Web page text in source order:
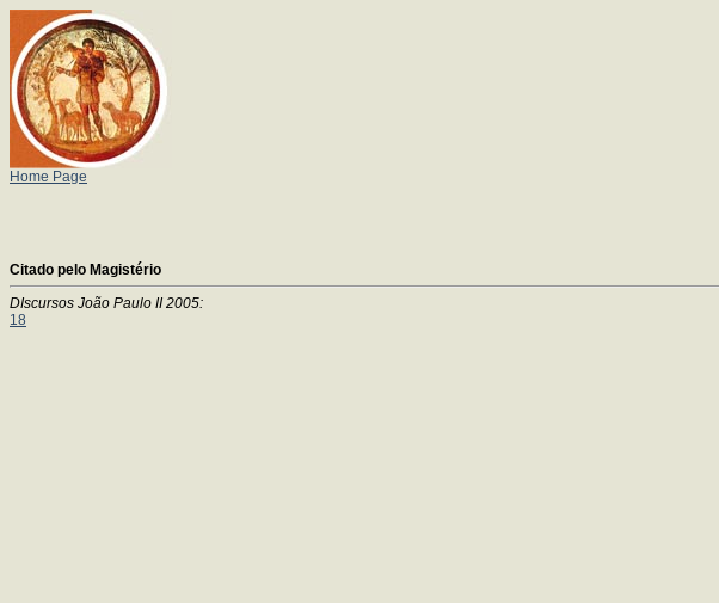
Home Page
Citado pelo Magistério
DIscursos João Paulo II 2005:
18